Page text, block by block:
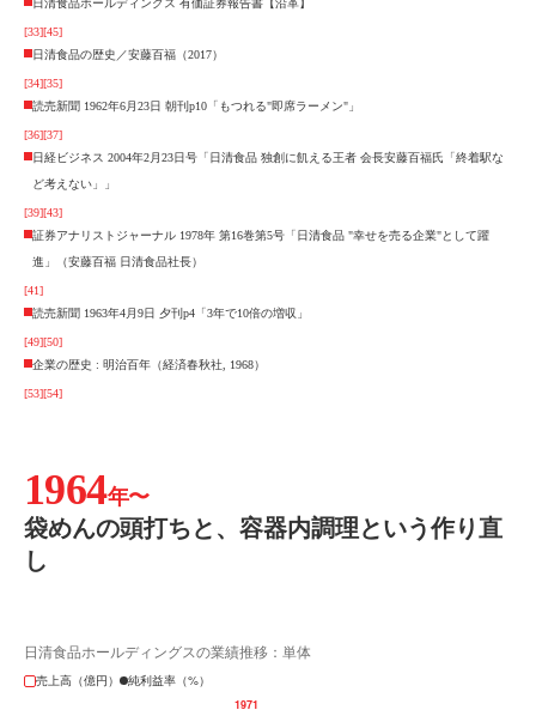
日清食品ホールディングス 有価証券報告書【沿革】
[33][45]
日清食品の歴史／安藤百福（2017）
[34][35]
読売新聞 1962年6月23日 朝刊p10「もつれる"即席ラーメン"」
[36][37]
日経ビジネス 2004年2月23日号「日清食品 独創に飢える王者 会長安藤百福氏「終着駅な
ど考えない」」
[39][43]
証券アナリストジャーナル 1978年 第16巻第5号「日清食品 "幸せを売る企業"として躍
進」（安藤百福 日清食品社長）
[41]
読売新聞 1963年4月9日 夕刊p4「3年で10倍の増収」
[49][50]
企業の歴史 : 明治百年（経済春秋社, 1968）
[53][54]
1964年〜
袋めんの頭打ちと、容器内調理という作り直
し
日清食品ホールディングスの業績推移：単体
売上高（億円）
純利益率（%）